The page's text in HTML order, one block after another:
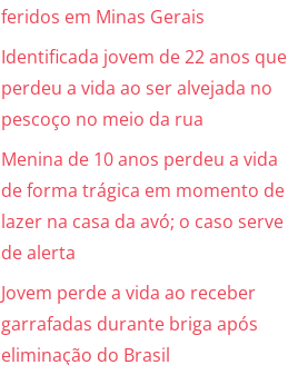
feridos em Minas Gerais
Identificada jovem de 22 anos que
perdeu a vida ao ser alvejada no
pescoço no meio da rua
Menina de 10 anos perdeu a vida
de forma trágica em momento de
lazer na casa da avó; o caso serve
de alerta
Jovem perde a vida ao receber
garrafadas durante briga após
eliminação do Brasil